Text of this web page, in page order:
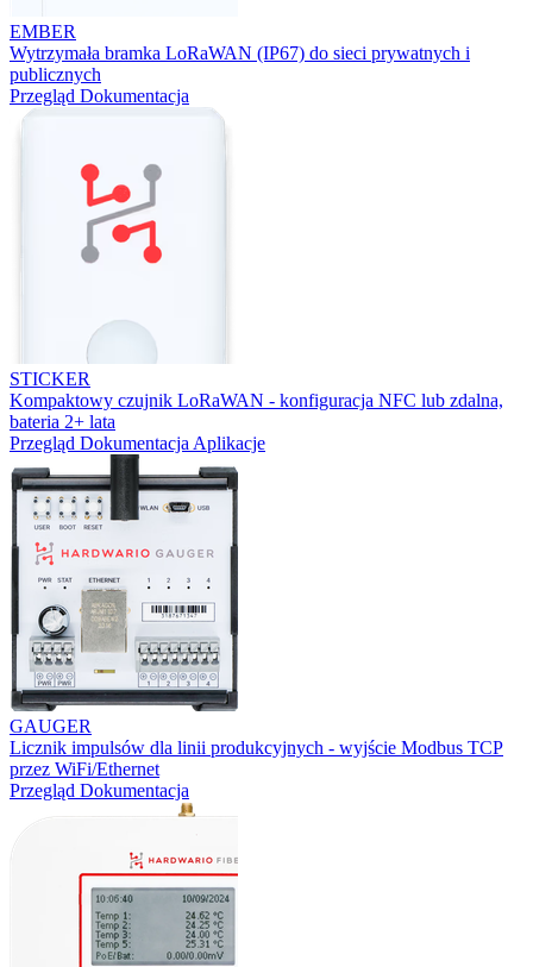
EMBER
Wytrzymała bramka LoRaWAN (IP67) do sieci prywatnych i
publicznych
Przegląd Dokumentacja
STICKER
Kompaktowy czujnik LoRaWAN - konfiguracja NFC lub zdalna,
bateria 2+ lata
Przegląd Dokumentacja Aplikacje
GAUGER
Licznik impulsów dla linii produkcyjnych - wyjście Modbus TCP
przez WiFi/Ethernet
Przegląd Dokumentacja